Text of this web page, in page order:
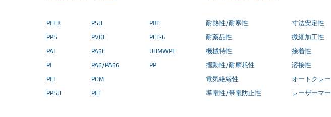
PEEK
PPS
PAI
PI
PEI
PPSU
PSU
PVDF
PA6C
PA6/PA66
POM
PET
PBT
PCT-G
UHMWPE
PP
耐熱性/耐寒性
耐薬品性
機械特性
摺動性/耐摩耗性
電気絶縁性
導電性/帯電防止性
寸法安定性
微細加工性
接着性
溶接性
オートクレ
レーザーマ